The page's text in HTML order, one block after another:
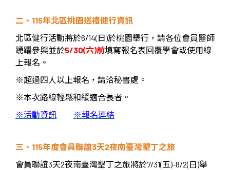
二、 115年北區桃園巡禮健行資訊
北區健行活動將於6/14(日)於桃園舉行，請各位會員醫師
踴躍參與並於5/30(六)前填寫報名表回覆學會或使用線
上報名。
※超過四人以上報名，請洽秘書處。
※本次路線輕鬆和緩適合長者。
※活動資訊 ※報名連結
三、 115年度會員聯誼3天2夜南臺灣墾丁之旅
會員聯誼3天2夜南臺灣墾丁之旅將於7/31(五)-8/2(日)舉